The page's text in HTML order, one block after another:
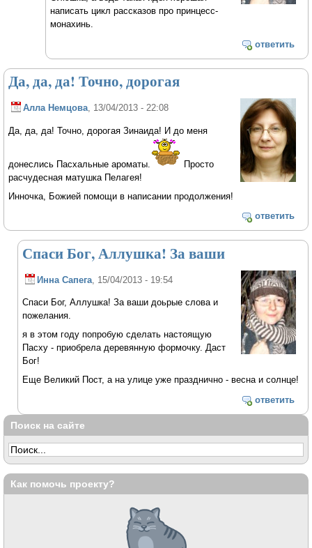
написать цикл рассказов про принцесс-
монахинь.
ответить
Да, да, да! Точно, дорогая
Алла Немцова, 13/04/2013 - 22:08
Да, да, да! Точно, дорогая Зинаида! И до меня
донеслись Пасхальные ароматы.
Просто
расчудесная матушка Пелагея!
Инночка, Божией помощи в написании продолжения!
ответить
Спаси Бог, Аллушка! За ваши
Инна Сапега , 15/04/2013 - 19:54
Спаси Бог, Аллушка! За ваши доьрые слова и
пожелания.
я в этом году попробую сделать настоящую
Пасху - приобрела деревянную формочку. Даст
Бог!
Еще Великий Пост, а на улице уже празднично - весна и солнце!
ответить
Поиск на сайте
Как помочь проекту?